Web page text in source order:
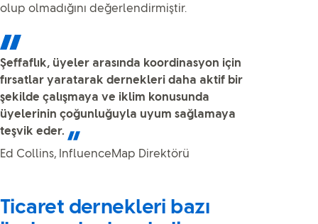
olup olmadığını değerlendirmiştir.
Şeffaflık, üyeler arasında koordinasyon için
fırsatlar yaratarak dernekleri daha aktif bir
şekilde çalışmaya ve iklim konusunda
üyelerinin çoğunluğuyla uyum sağlamaya
teşvik eder.
Ed Collins, InfluenceMap Direktörü
Ticaret dernekleri bazı